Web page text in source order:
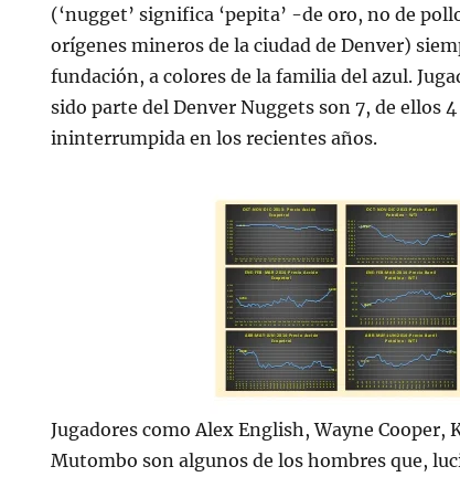
(‘nugget’ significa ‘pepita’ -de oro, no de
orígenes mineros de la ciudad de Denver)
fundación, a colores de la familia del azul.
sido parte del Denver Nuggets son 7, de ellos
ininterrumpida en los recientes años.
Jugadores como Alex English, Wayne Cooper,
Mutombo son algunos de los hombres que,